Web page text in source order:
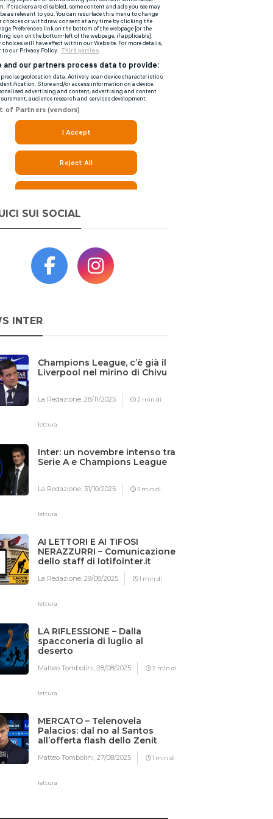
SUI SOCIAL
INTER
Champions League, c’è già il
Liverpool nel mirino di Chivu
La Redazione,28/11/2025 2 min di
lettura
Inter: un novembre intenso tra
Serie A e Champions League
La Redazione,31/10/2025 3 min di
lettura
AI LETTORI E AI TIFOSI
NERAZZURRI – Comunicazione
dello staff di Iotifointer.it
La Redazione,29/08/2025 1 min di
lettura
LA RIFLESSIONE – Dalla
spacconeria di luglio al
deserto
Matteo Tombolini,28/08/2025 2 min di
lettura
MERCATO – Telenovela
Palacios: dal no al Santos
all’offerta flash dello Zenit
Matteo Tombolini,27/08/2025 1 min di
lettura